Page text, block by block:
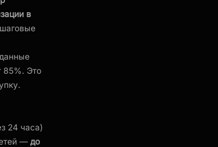
в
85%. Это
24 часа)
— до